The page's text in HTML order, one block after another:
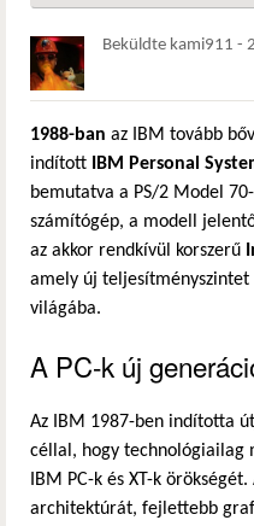
Beküldte kami911 -
1988-ban az IBM tovább
indított
IBM Personal
bemutatva a PS/2 Model
számítógép, a modell
az akkor rendkívül korszerű
amely új teljesítményszintet
világába.
A PC-k új
Az IBM 1987-ben indította
céllal, hogy technológiailag
IBM PC-k és XT-k
architektúrát, fejlettebb